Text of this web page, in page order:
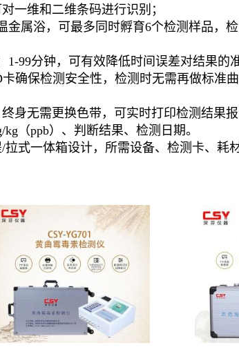
一维和二维条码进行识别；
属浴，可最多同时孵育6个检测样品，
99分钟，可有效降低时间误差对结果的
确保检测安全性，检测时无需再做标准
身无需更换色带，可实时打印检测结果
（ppb）、判断结果、检测日期。
拉式一体箱设计，所需设备、检测卡、耗